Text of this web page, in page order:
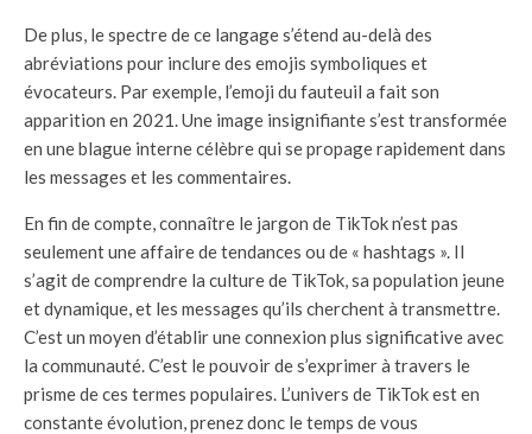
De plus, le spectre de ce langage s’étend au-delà des
abréviations pour inclure des emojis symboliques et
évocateurs. Par exemple, l’emoji du fauteuil a fait son
apparition en 2021. Une image insignifiante s’est transformée
en une blague interne célèbre qui se propage rapidement dans
les messages et les commentaires.
En fin de compte, connaître le jargon de TikTok n’est pas
seulement une affaire de tendances ou de « hashtags ». Il
s’agit de comprendre la culture de TikTok, sa population jeune
et dynamique, et les messages qu’ils cherchent à transmettre.
C’est un moyen d’établir une connexion plus significative avec
la communauté. C’est le pouvoir de s’exprimer à travers le
prisme de ces termes populaires. L’univers de TikTok est en
constante évolution, prenez donc le temps de vous